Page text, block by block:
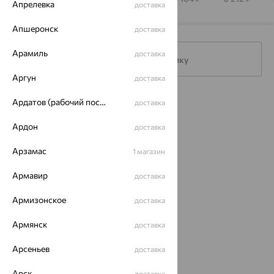
Подписаться на рассылку
Каталог
Акции
Магазины
Покупателям
ул. Зегеля, 27/2
Апрелевка доставка
Апшеронск доставка
Арамиль доставка
Аргун доставка
Ардатов (рабочий поселок) доставка
Ардон доставка
Арзамас 1 магазин
Армавир доставка
Армизонское доставка
Армянск доставка
Арсеньев доставка